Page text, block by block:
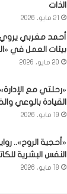
الذات
21 مايو، 2026
أحمد مغربي يروي
بيئات العمل في
20 مايو، 2026
«رحلتي مع
القيادة بالوعي
19 مايو، 2026
«أحجية الروح»..
النفس البشرية
18 مايو، 2026